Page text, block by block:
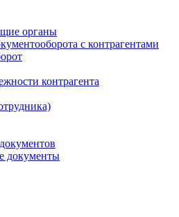
органы
с контрагентами
контрагента
документы